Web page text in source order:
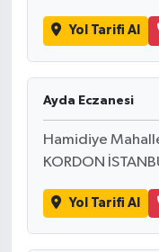
Yol Tarifi Al
Ayda Eczanesi
Hamidiye
KORDON
Yol Tarifi Al